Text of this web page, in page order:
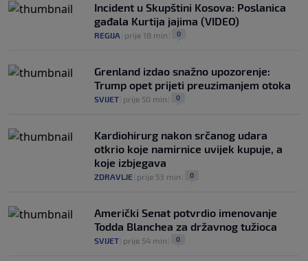
Incident u Skupštini Kosova: Poslanica
gađala Kurtija jajima (VIDEO)
REGIJA prije 18 min 0
Grenland izdao snažno upozorenje:
Trump opet prijeti preuzimanjem otoka
SVIJET prije 50 min 0
Kardiohirurg nakon srčanog udara
otkrio koje namirnice uvijek kupuje, a
koje izbjegava
ZDRAVLJE prije 53 min 0
Američki Senat potvrdio imenovanje
Todda Blanchea za državnog tužioca
SVIJET prije 54 min 0